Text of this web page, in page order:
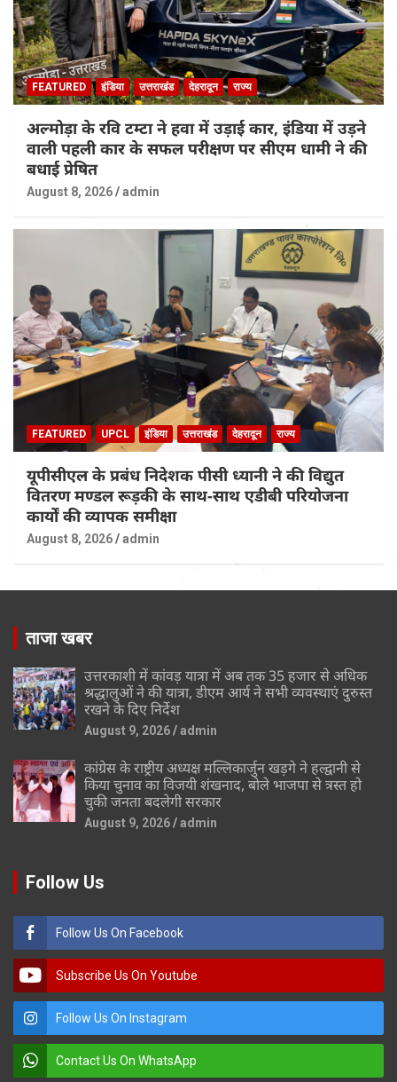
FEATURED इंडिया उत्तराखंड देहरादून राज्य
अल्मोड़ा के रवि टम्टा ने हवा में उड़ाई कार, इंडिया में उड़ने
वाली पहली कार के सफल परीक्षण पर सीएम धामी ने की
बधाई प्रेषित
August 8, 2026 admin
FEATURED UPCL इंडिया उत्तराखंड देहरादून राज्य
यूपीसीएल के प्रबंध निदेशक पीसी ध्यानी ने की विद्युत
वितरण मण्डल रूड़की के साथ-साथ एडीबी परियोजना
कार्यों की व्यापक समीक्षा
August 8, 2026 admin
ताजा खबर
उत्तरकाशी में कांवड़ यात्रा में अब तक 35 हजार से अधिक
श्रद्धालुओं ने की यात्रा, डीएम आर्य ने सभी व्यवस्थाएं दुरुस्त
रखने के दिए निर्देश
August 9, 2026 admin
कांग्रेस के राष्ट्रीय अध्यक्ष मल्लिकार्जुन खड़गे ने हल्द्वानी से
किया चुनाव का विजयी शंखनाद, बोले भाजपा से त्रस्त हो
चुकी जनता बदलेगी सरकार
August 9, 2026 admin
Follow Us
Follow Us On Facebook
Subscribe Us On Youtube
Follow Us On Instagram
Contact Us On WhatsApp